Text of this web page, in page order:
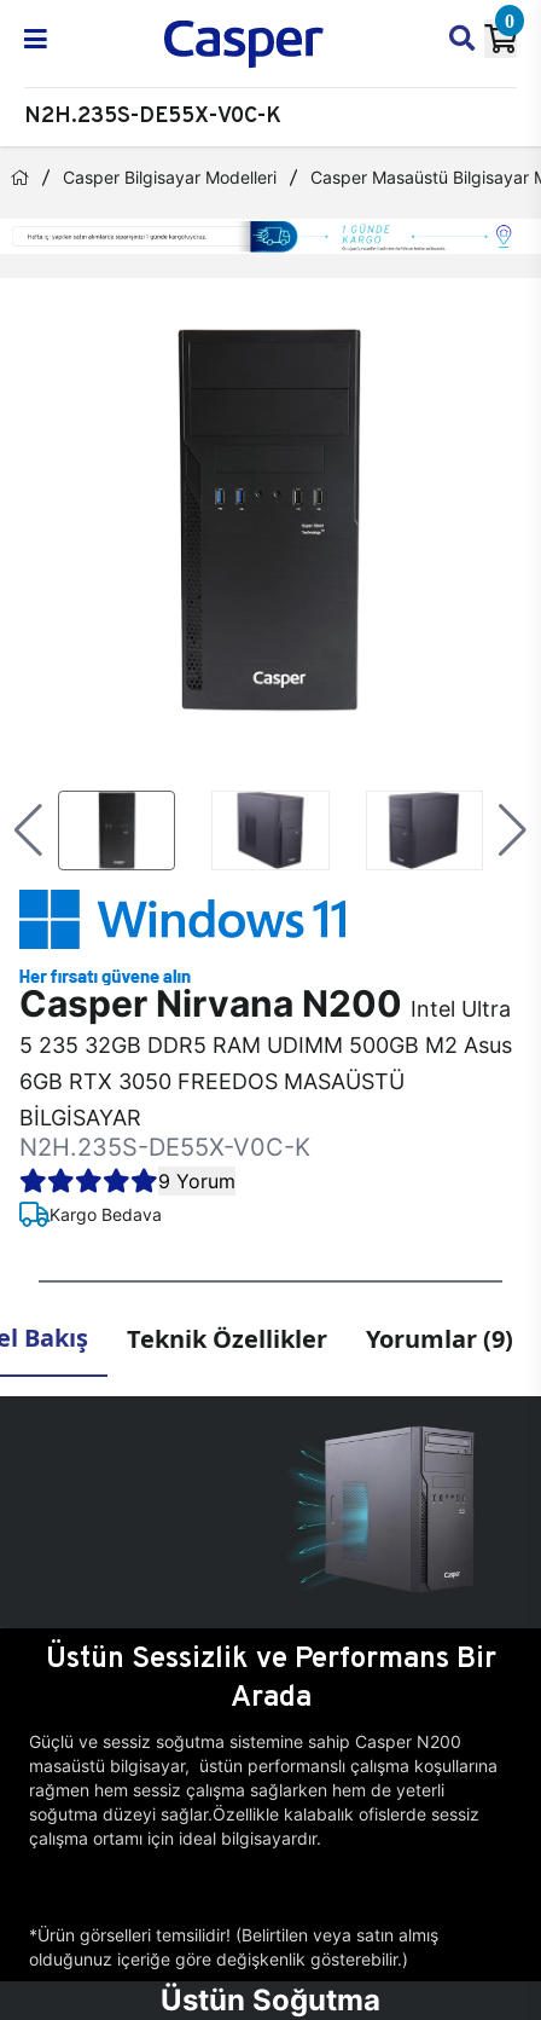
0
N2H.235S-DE55X-V0C-K
Casper Bilgisayar Modelleri Casper Masaüstü Bilgisayar
Casper Nirvana N200 Intel Ultra
5 235 32GB DDR5 RAM UDIMM 500GB M2 Asus
6GB RTX 3050 FREEDOS MASAÜSTÜ
BİLGİSAYAR
N2H.235S-DE55X-V0C-K
9 Yorum
Kargo Bedava
Bakış Teknik Özellikler Yorumlar (9)
Üstün Sessizlik ve Performans Bir
Arada
Güçlü ve sessiz soğutma sistemine sahip Casper N200
masaüstü bilgisayar, üstün performanslı çalışma koşullarına
rağmen hem sessiz çalışma sağlarken hem de yeterli
soğutma düzeyi sağlar.Özellikle kalabalık ofislerde sessiz
çalışma ortamı için ideal bilgisayardır.
*Ürün görselleri temsilidir! (Belirtilen veya satın almış
olduğunuz içeriğe göre değişkenlik gösterebilir.)
Üstün Soğutma